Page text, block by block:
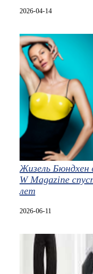
2026-04-14
Жизель Бюндхен
W Magazine
лет
2026-06-11